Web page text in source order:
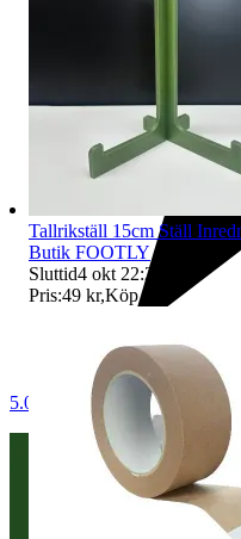
5.0
Tallrikställ 15cm Ställ
Butik FOOTLY
Sluttid4 okt 22:20
Pris:49 kr,Köp nu